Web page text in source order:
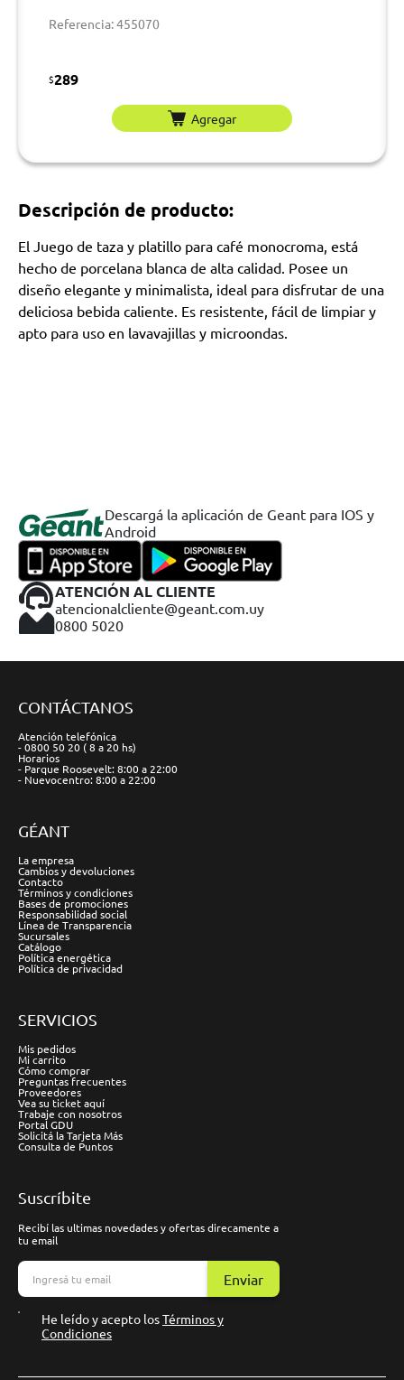
Referencia: 455070
$289
Agregar
Descripción de producto:
El Juego de taza y platillo para café monocroma, está
hecho de porcelana blanca de alta calidad. Posee un
diseño elegante y minimalista, ideal para disfrutar de una
deliciosa bebida caliente. Es resistente, fácil de limpiar y
apto para uso en lavavajillas y microondas.
Descargá la aplicación de Geant para IOS y
Android
ATENCIÓN AL CLIENTE
atencionalcliente@geant.com.uy
0800 5020
CONTÁCTANOS
Atención telefónica
- 0800 50 20 ( 8 a 20 hs)
Horarios
- Parque Roosevelt: 8:00 a 22:00
- Nuevocentro: 8:00 a 22:00
GÉANT
La empresa
Cambios y devoluciones
Contacto
Términos y condiciones
Bases de promociones
Responsabilidad social
Línea de Transparencia
Sucursales
Catálogo
Política energética
Política de privacidad
SERVICIOS
Mis pedidos
Mi carrito
Cómo comprar
Preguntas frecuentes
Proveedores
Vea su ticket aquí
Trabaje con nosotros
Portal GDU
Solicitá la Tarjeta Más
Consulta de Puntos
Suscríbite
Recibí las ultimas novedades y ofertas direcamente a
tu email
Enviar
He leído y acepto losTérminos y
Condiciones